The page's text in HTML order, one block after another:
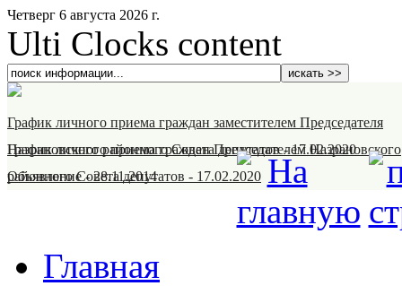
Четверг 6 августа 2026 г.
Ulti Clocks content
График личного приема граждан заместителем Председателя
Назрановского районного Совета депутатов-17.02.2020
График личного приема граждан Председателем Назрановского
районного Совета депутатов - 17.02.2020
Объявление-28.11.2014
Главная